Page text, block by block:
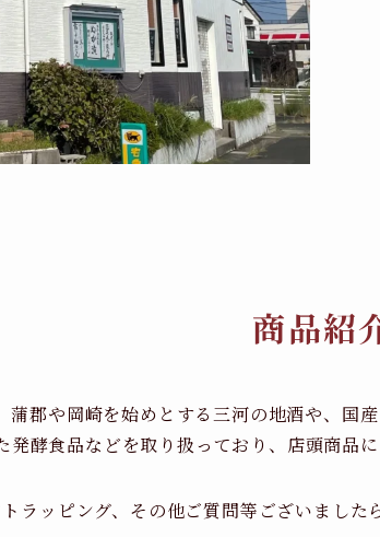
商品紹
蒲郡や岡崎を始めとする三河の地酒や、国
発酵食品などを取り扱っており、店頭商品
ラッピング、その他ご質問等ございました